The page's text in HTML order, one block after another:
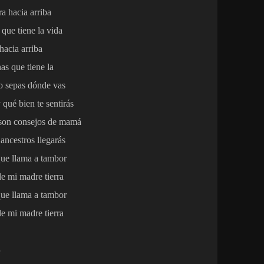
hacia arriba
tiene la vida
arriba
que tiene la
sepas dónde vas
bien te sentirás
consejos de mamá
llegarás
llama a tambor
mi madre tierra
llama a tambor
mi madre tierra